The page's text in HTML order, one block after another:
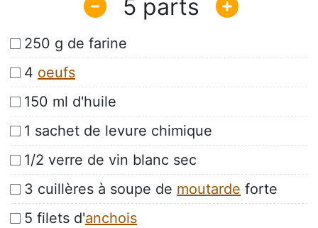
5
250 g de farine
4 oeufs
150 ml d'huile
1 sachet de levure chimique
1/2 verre de vin blanc sec
3 cuillères à soupe de moutarde forte
5 filets d'anchois